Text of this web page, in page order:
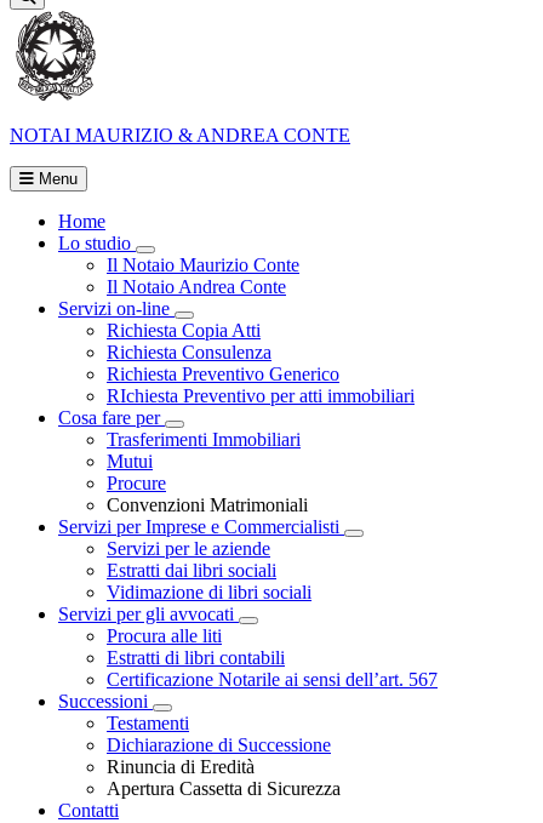
NOTAI MAURIZIO & ANDREA CONTE
Menu
Home
Lo studio
Visualizza menù di secondo livello
Il Notaio Maurizio Conte
Il Notaio Andrea Conte
Servizi on-line
Visualizza menù di secondo livello
Richiesta Copia Atti
Richiesta Consulenza
Richiesta Preventivo Generico
RIchiesta Preventivo per atti immobiliari
Cosa fare per
Visualizza menù di secondo livello
Trasferimenti Immobiliari
Mutui
Procure
Convenzioni Matrimoniali
Servizi per Imprese e Commercialisti
Visualizza menù di
Servizi per le aziende
Estratti dai libri sociali
Vidimazione di libri sociali
Servizi per gli avvocati
Visualizza menù di secondo livello
Procura alle liti
Estratti di libri contabili
Certificazione Notarile ai sensi dell’art. 567
Successioni
Visualizza menù di secondo livello
Testamenti
Dichiarazione di Successione
Rinuncia di Eredità
Apertura Cassetta di Sicurezza
Contatti